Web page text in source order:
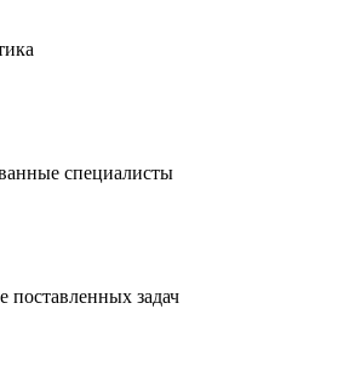
специалисты
поставленных задач